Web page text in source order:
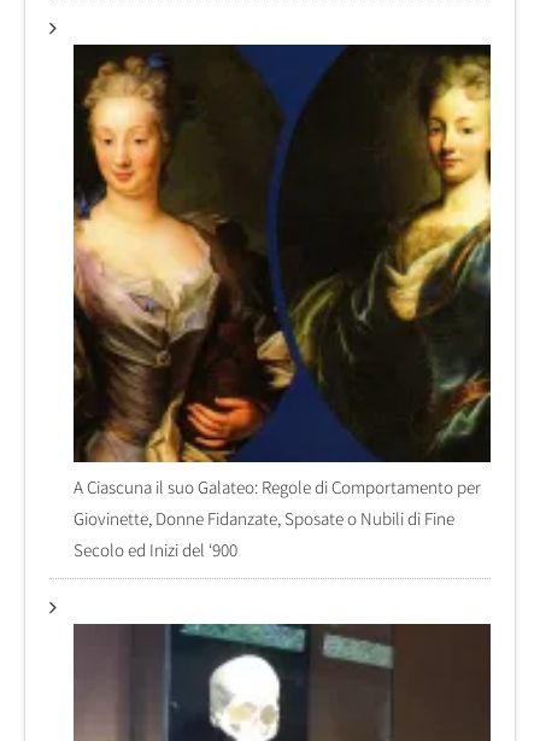
A Ciascuna il suo Galateo: Regole di Comportamento per
Giovinette, Donne Fidanzate, Sposate o Nubili di Fine
Secolo ed Inizi del ‘900